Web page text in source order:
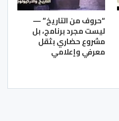
“حروف من التاريخ” —
ليست مجرد برنامج، بل
مشروع حضاري بثقل
معرفي وإعلامي